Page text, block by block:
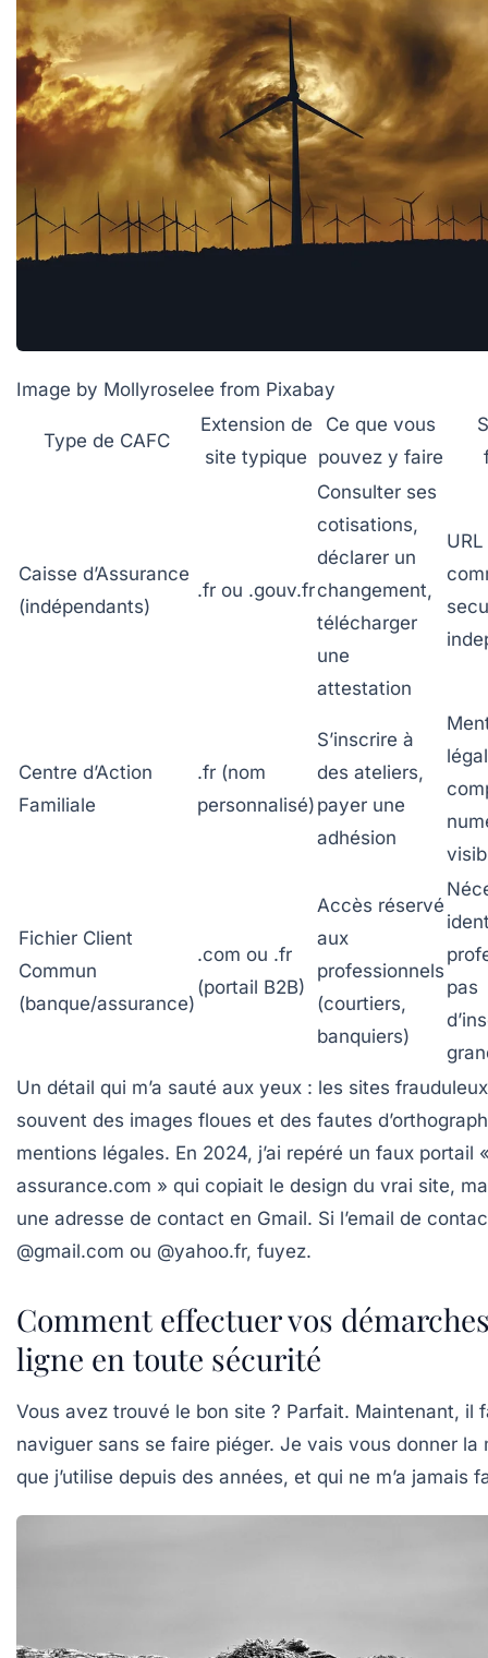
Image by Mollyroselee from Pixabay
Type de CAFC
Extension de
site typique
Ce que vous
pouvez y faire
Caisse d’Assurance
(indépendants)
.fr ou .gouv.fr
Consulter ses
cotisations,
déclarer un
changement,
télécharger
une
attestation
URL
Centre d’Action
Familiale
.fr (nom
personnalisé)
S’inscrire à
des ateliers,
payer une
adhésion
Fichier Client
Commun
(banque/assurance)
.com ou .fr
(portail B2B)
Accès réservé
aux
professionnels
(courtiers,
banquiers)
pas
Un détail qui m’a sauté aux yeux : les sites
souvent des images floues et des fautes
mentions légales. En 2024, j’ai repéré un faux portail
assurance.com » qui copiait le design du vrai site,
une adresse de contact en Gmail. Si l’email de
@gmail.com ou @yahoo.fr, fuyez.
Comment effectuer vos
ligne en toute sécurité
Vous avez trouvé le bon site ? Parfait. Maintenant, il
naviguer sans se faire piéger. Je vais vous donner la
que j’utilise depuis des années, et qui ne m’a jamais